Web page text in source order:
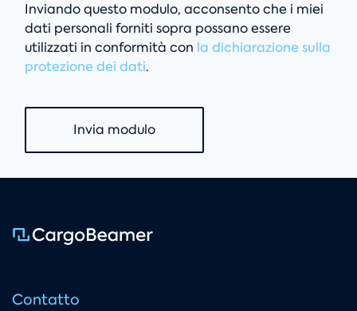
Inviando questo modulo, acconsento che i miei
dati personali forniti sopra possano essere
utilizzati in conformità con la dichiarazione sulla
protezione dei dati.
Invia modulo
Contatto